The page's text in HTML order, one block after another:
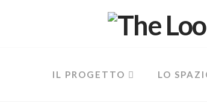
IL PROGETTO LO